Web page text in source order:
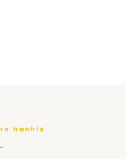
hachís